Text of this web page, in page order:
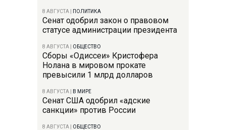
8 АВГУСТА ПОЛИТИКА
Сенат одобрил закон о правовом
статусе администрации президента
8 АВГУСТА ОБЩЕСТВО
Сборы «Одиссеи» Кристофера
Нолана в мировом прокате
превысили 1 млрд долларов
8 АВГУСТА В МИРЕ
Сенат США одобрил «адские
санкции» против России
8 АВГУСТА ОБЩЕСТВО